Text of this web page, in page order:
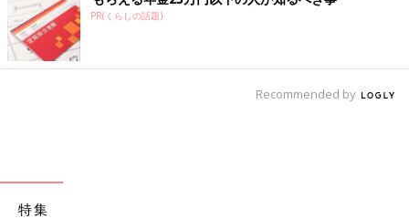
PR(くらしの話題)
Recommended by
特集